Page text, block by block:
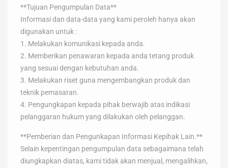
**Tujuan Pengumpulan Data**
Informasi dan data-data yang kami peroleh hanya akan
digunakan untuk :
1. Melakukan komunikasi kepada anda.
2. Memberikan penawaran kepada anda tetang produk
yang sesuai dengan kebutuhan anda.
3. Melakukan riset guna mengembangkan produk dan
teknik pemasaran.
4. Pengungkapan kepada pihak berwajib atas indikasi
pelanggaran hukum yang dilakukan oleh pelanggan.
**Pemberian dan Pengunkapan Informasi Kepihak Lain.**
Selain kepentingan pengumpulan data sebagaimana telah
diungkapkan diatas, kami tidak akan menjual, mengalihkan,